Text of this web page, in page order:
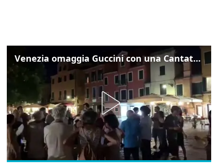
Venezia omaggia Guccini con una Cantata Anarchica in campo Santa Margherita